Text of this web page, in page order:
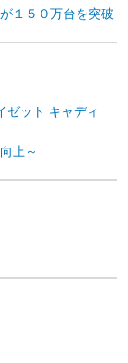
１５０万台を突破
ゼット キャディ
上～